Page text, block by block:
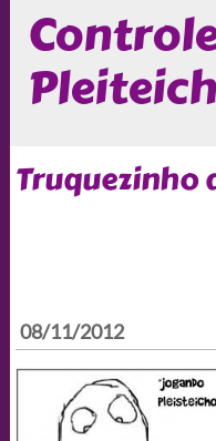
Truquezinho
08/11/2012